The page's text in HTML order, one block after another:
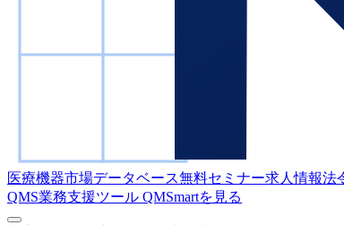
医療機器市場データベース無料セミナー求人情報法
QMS業務支援ツール QMSmartを見る